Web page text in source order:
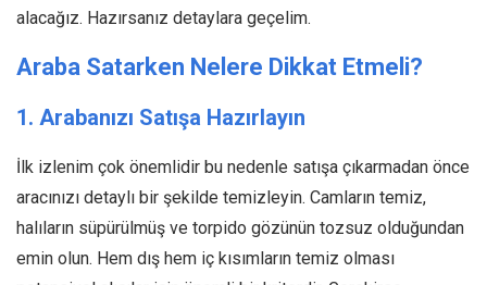
alacağız. Hazırsanız detaylara geçelim.
Araba Satarken Nelere Dikkat Etmeli?
1. Arabanızı Satışa Hazırlayın
İlk izlenim çok önemlidir bu nedenle satışa çıkarmadan önce
aracınızı detaylı bir şekilde temizleyin. Camların temiz,
halıların süpürülmüş ve torpido gözünün tozsuz olduğundan
emin olun. Hem dış hem iç kısımların temiz olması